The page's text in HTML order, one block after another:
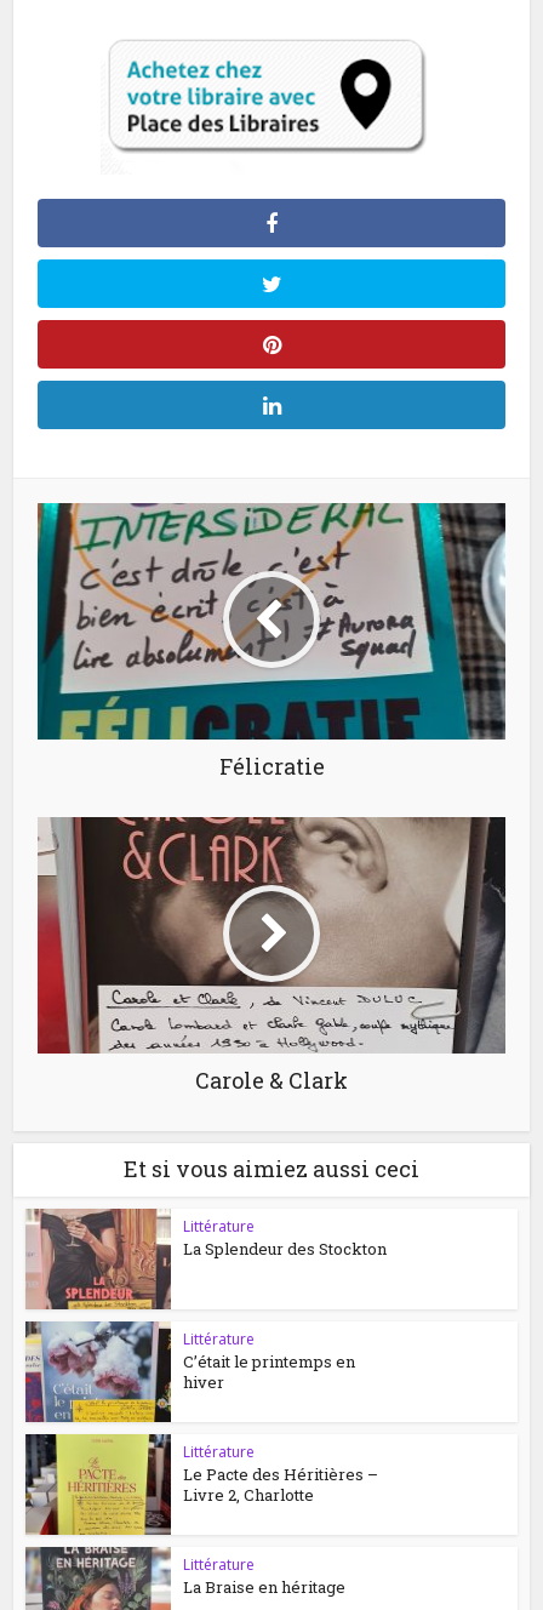
Félicratie
Carole & Clark
Et si vous aimiez aussi ceci
Littérature
La Splendeur des Stockton
Littérature
C’était le printemps en
hiver
Littérature
Le Pacte des Héritières –
Livre 2, Charlotte
Littérature
La Braise en héritage